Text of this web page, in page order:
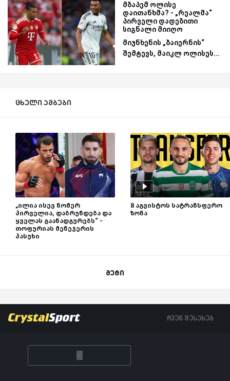
მბაპემ ოლისე
დაითანხმა? - „რეალმა“
პირველი დადებითი
სიგნალი მიიღო
მიუნხენის „ბაიერნის“
შემტევს, მაიკლ ოლისეს...
ცხელი ამბები
„ილია ისევ ნომერ
პირველია, დაბრუნდება და
ყველას გაანადგურებს“ -
თოფურიას მენეჯერის
პასუხი
8 აგვისტოს სატრანსფერო
ზონა
მეტი
ჩვენ შესახებ